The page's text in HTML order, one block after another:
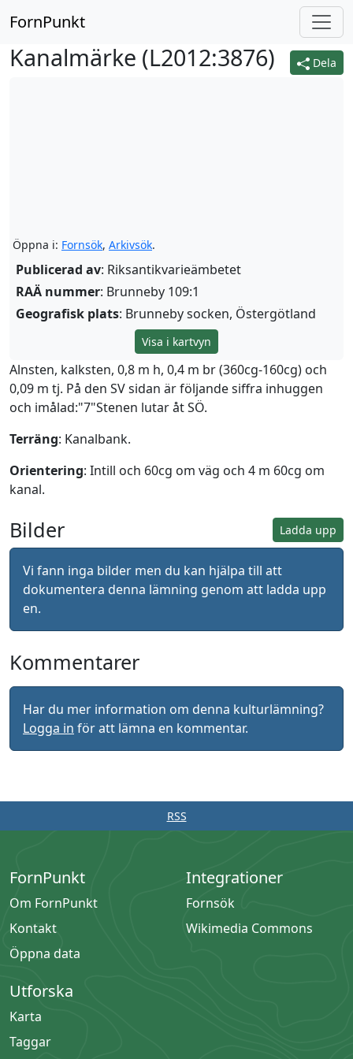
FornPunkt
Dela
Kanalmärke (L2012:3876)
Öppna i: Fornsök, Arkivsök.
Publicerad av: Riksantikvarieämbetet
RAÄ nummer: Brunneby 109:1
Geografisk plats: Brunneby socken, Östergötland
Visa i kartvyn
Alnsten, kalksten, 0,8 m h, 0,4 m br (360cg-160cg) och
0,09 m tj. På den SV sidan är följande siffra inhuggen
och imålad:"7"Stenen lutar åt SÖ.
Terräng: Kanalbank.
Orientering: Intill och 60cg om väg och 4 m 60cg om
kanal.
Ladda upp
Bilder
Vi fann inga bilder men du kan hjälpa till att
dokumentera denna lämning genom att ladda upp
en.
Kommentarer
Har du mer information om denna kulturlämning?
Logga in för att lämna en kommentar.
RSS
FornPunkt
Om FornPunkt
Kontakt
Öppna data
Integrationer
Fornsök
Wikimedia Commons
Utforska
Karta
Taggar